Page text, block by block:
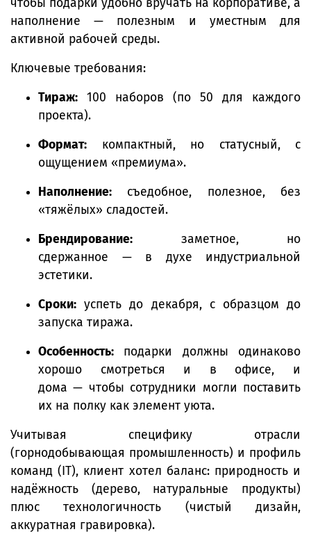
наполнение — полезным и уместным для
активной рабочей среды.
Ключевые требования:
Тираж: 100 наборов (по 50 для каждого
проекта).
Формат: компактный, но статусный, с
ощущением «премиума».
Наполнение: съедобное, полезное, без
«тяжёлых» сладостей.
Брендирование: заметное, но
сдержанное — в духе индустриальной
эстетики.
Сроки: успеть до декабря, с образцом до
запуска тиража.
Особенность: подарки должны одинаково
хорошо смотреться и в офисе, и
дома — чтобы сотрудники могли поставить
их на полку как элемент уюта.
Учитывая специфику отрасли
(горнодобывающая промышленность) и профиль
команд (IT), клиент хотел баланс: природность и
надёжность (дерево, натуральные продукты)
плюс технологичность (чистый дизайн,
аккуратная гравировка).